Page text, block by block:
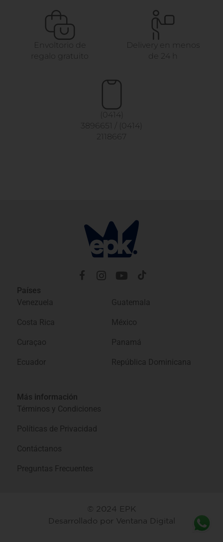
Envoltorio de
regalo gratuito
Delivery en menos
de 24 h
(0414)
3896651
(0414)
2118667
Países
Venezuela
Costa Rica
Curaçao
Ecuador
Guatemala
México
Panamá
República Dominicana
Más información
Términos y Condiciones
Políticas de Privacidad
Contáctanos
Preguntas Frecuentes
© 2024 EPK
Desarrollado por Ventana Digital